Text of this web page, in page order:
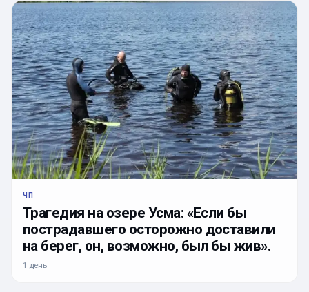
ЧП
Трагедия на озере Усма: «Если бы
пострадавшего осторожно доставили
на берег, он, возможно, был бы жив».
1 день